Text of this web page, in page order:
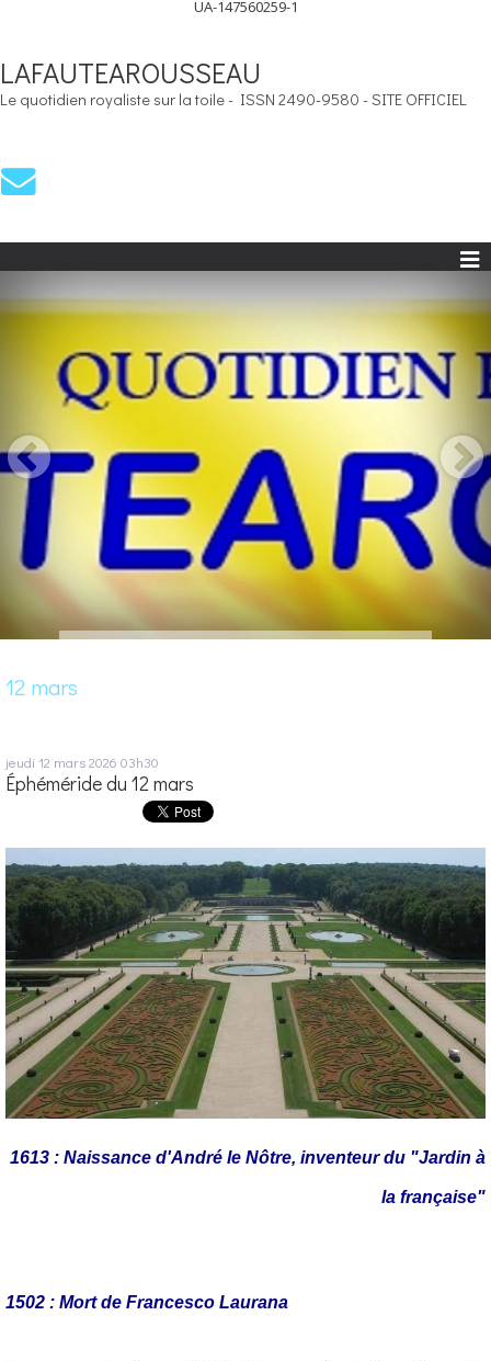
UA-147560259-1
LAFAUTEAROUSSEAU
Le quotidien royaliste sur la toile - ISSN 2490-9580 - SITE OFFICIEL
12 mars
jeudi 12 mars 2026 03h30
Éphéméride du 12 mars
1613 : Naissance d'André le Nôtre, inventeur du "Jardin à
la française"
1502 : Mort de Francesco Laurana